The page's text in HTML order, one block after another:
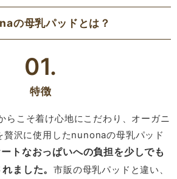
の母乳パッドとは？
01.
特徴
らこそ着け心地にこだわり、オーガニ
贅沢に使用したnunonaの母乳パッド
トなおっぱいへの負担を少しでも
ました。市販の母乳パッドと違い、